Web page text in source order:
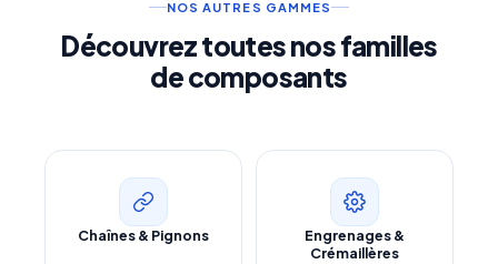
NOS AUTRES GAMMES
Découvrez toutes nos familles
de composants
Chaînes & Pignons
Engrenages &
Crémaillères